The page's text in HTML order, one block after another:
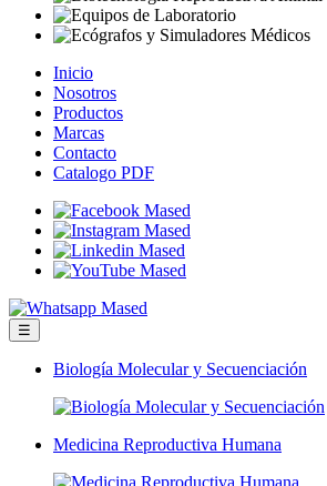
Inicio
Nosotros
Productos
Marcas
Contacto
Catalogo PDF
☰
Biología Molecular y Secuenciación
Medicina Reproductiva Humana